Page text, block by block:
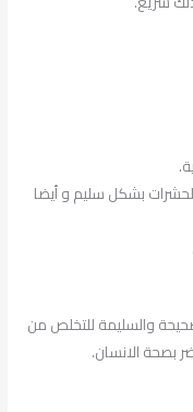
بشكل سليم و أيضا
والسليمة للتخلص من
بصحة الانسان.